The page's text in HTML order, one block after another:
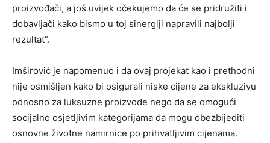
proizvođači, a još uvijek očekujemo da će se pridružiti i
dobavljači kako bismo u toj sinergiji napravili najbolji
rezultat”.
Imširović je napomenuo i da ovaj projekat kao i prethodni
nije osmišljen kako bi osigurali niske cijene za ekskluzivu
odnosno za luksuzne proizvode nego da se omogući
socijalno osjetljivim kategorijama da mogu obezbijediti
osnovne životne namirnice po prihvatljivim cijenama.